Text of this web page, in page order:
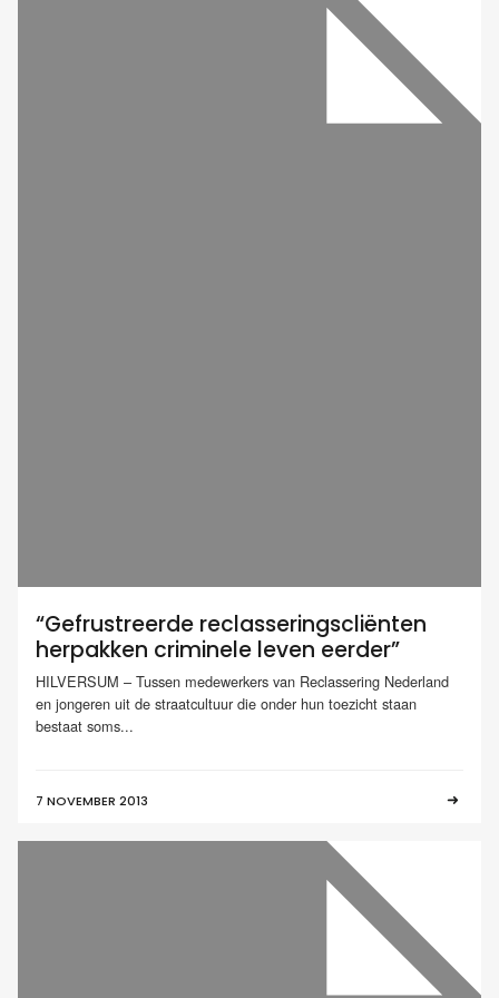
“Gefrustreerde reclasseringscliënten
herpakken criminele leven eerder”
HILVERSUM – Tussen medewerkers van Reclassering Nederland
en jongeren uit de straatcultuur die onder hun toezicht staan
bestaat soms...
7 NOVEMBER 2013